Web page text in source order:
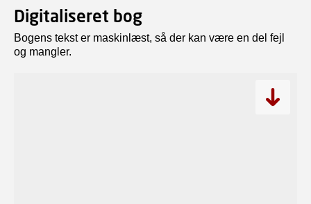
Digitaliseret bog
Bogens tekst er maskinlæst, så der kan være en del fejl
og mangler.